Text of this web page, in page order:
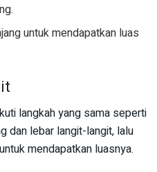
untuk mendapatkan luas
langkah yang sama seperti
dan lebar langit-langit, lalu
mendapatkan luasnya.